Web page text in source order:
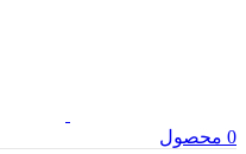
0 محصول